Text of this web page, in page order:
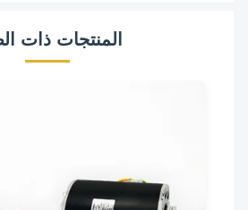
المنتجات ذات الصلة